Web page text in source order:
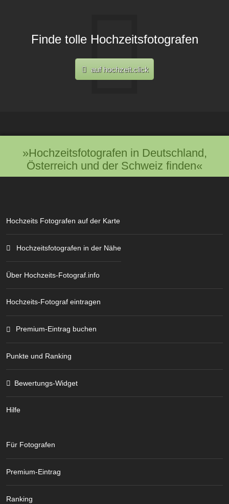
Finde tolle Hochzeitsfotografen
auf hochzeit.click
»Hochzeitsfotografen in Deutschland,
Österreich und der Schweiz finden«
Hochzeits Fotografen auf der Karte
Hochzeitsfotografen in der Nähe
Über Hochzeits-Fotograf.info
Hochzeits-Fotograf eintragen
Premium-Eintrag buchen
Punkte und Ranking
Bewertungs-Widget
Hilfe
Für Fotografen
Premium-Eintrag
Ranking